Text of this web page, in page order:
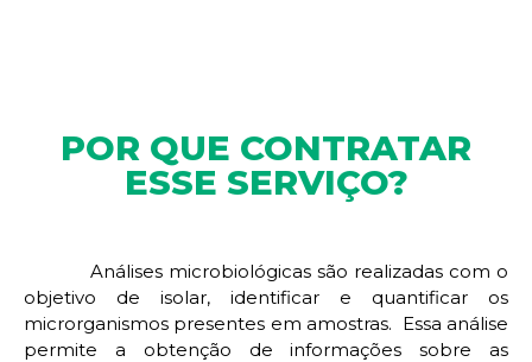
POR QUE CONTRATAR
ESSE SERVIÇO?
Análises microbiológicas são realizadas com o
objetivo de isolar, identificar e quantificar os
microrganismos presentes em amostras. Essa análise
permite a obtenção de informações sobre as